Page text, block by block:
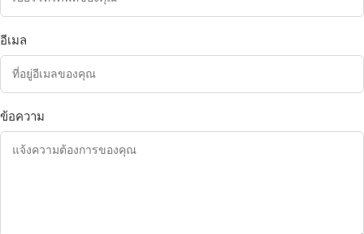
อีเมล
ข้อความ